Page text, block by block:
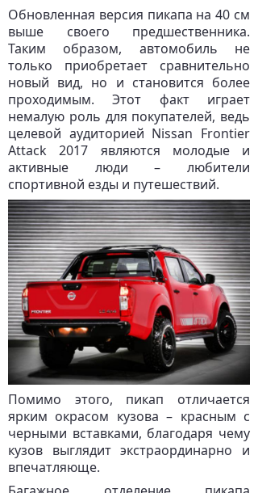
Обновленная версия пикапа на 40 см
выше своего предшественника.
Таким образом, автомобиль не
только приобретает сравнительно
новый вид, но и становится более
проходимым. Этот факт играет
немалую роль для покупателей, ведь
целевой аудиторией Nissan Frontier
Attack 2017 являются молодые и
активные люди – любители
спортивной езды и путешествий.
Помимо этого, пикап отличается
ярким окрасом кузова – красным с
черными вставками, благодаря чему
кузов выглядит экстраординарно и
впечатляюще.